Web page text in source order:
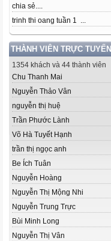
chia sẻ....
trinh thi oang tuần 1 ...
THÀNH VIÊN TRỰC TUYẾN
1354 khách và 44 thành viên
Chu Thanh Mai
Nguyễn Thảo Vân
nguyễn thị huệ
Trần Phước Lành
Võ Hà Tuyết Hạnh
trần thị ngọc anh
Be Ích Tuân
Nguyễn Hoàng
Nguyễn Thị Mộng Nhi
Nguyễn Trung Trực
Bùi Minh Long
Nguyễn Thị Vân